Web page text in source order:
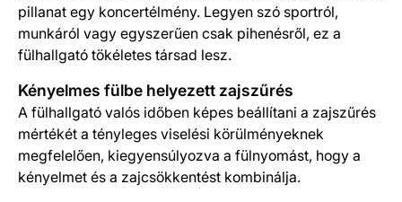
pillanat egy koncertélmény. Legyen szó sportról,
munkáról vagy egyszerűen csak pihenésről, ez a
fülhallgató tökéletes társad lesz.
Kényelmes fülbe helyezett zajszűrés
A fülhallgató valós időben képes beállítani a zajszűrés
mértékét a tényleges viselési körülményeknek
megfelelően, kiegyensúlyozva a fülnyomást, hogy a
kényelmet és a zajcsökkentést kombinálja.